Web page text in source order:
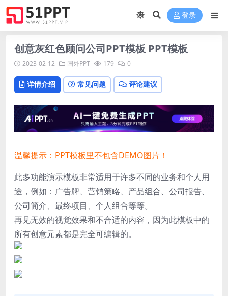
登录
创意灰红色顾问公司PPT模板 PPT模板
2023-02-12 国外PPT 179 0
详情介绍 常见问题 评论建议
温馨提示：PPT模板里不包含DEMO图片！
此多功能演示模板非常适用于许多不同的业务和个人用
途，例如：广告牌、营销策略、产品组合、公司报告、
公司简介、最终项目、个人组合等等。
再见无效的视觉效果和不合适的内容，因为此模板中的
所有创意元素都是完全可编辑的。